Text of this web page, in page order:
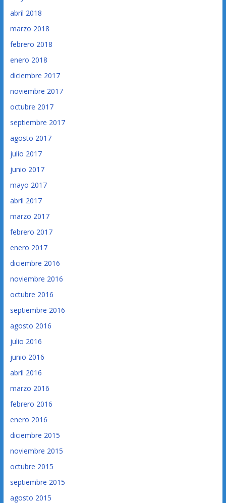
abril 2018
marzo 2018
febrero 2018
enero 2018
diciembre 2017
noviembre 2017
octubre 2017
septiembre 2017
agosto 2017
julio 2017
junio 2017
mayo 2017
abril 2017
marzo 2017
febrero 2017
enero 2017
diciembre 2016
noviembre 2016
octubre 2016
septiembre 2016
agosto 2016
julio 2016
junio 2016
abril 2016
marzo 2016
febrero 2016
enero 2016
diciembre 2015
noviembre 2015
octubre 2015
septiembre 2015
agosto 2015